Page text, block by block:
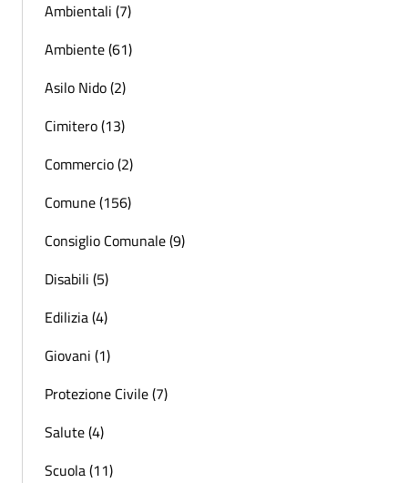
Ambientali (7)
Ambiente (61)
Asilo Nido (2)
Cimitero (13)
Commercio (2)
Comune (156)
Consiglio Comunale (9)
Disabili (5)
Edilizia (4)
Giovani (1)
Protezione Civile (7)
Salute (4)
Scuola (11)